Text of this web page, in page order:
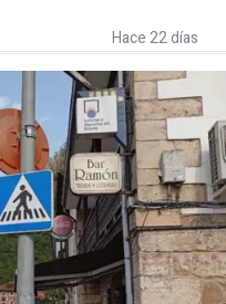
Hace 22 días